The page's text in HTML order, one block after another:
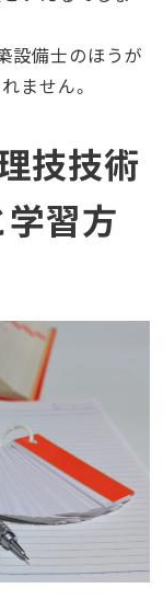
設備士のほうが
ません。
技技術
習方